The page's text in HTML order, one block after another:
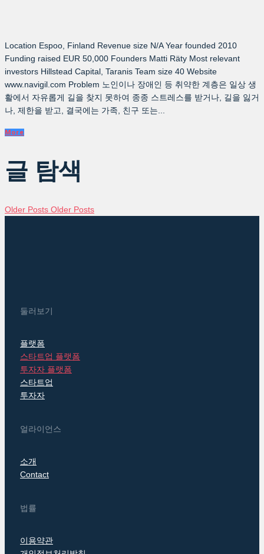
Location Espoo, Finland Revenue size N/A Year founded 2010
Funding raised EUR 50,000 Founders Matti Räty Most relevant
investors Hillstead Capital, Taranis Team size 40 Website
www.navigil.com Problem 노인이나 장애인 등 취약한 계층은 일상 생
활에서 자유롭게 길을 찾지 못하여 종종 스트레스를 받거나, 길을 잃거
나, 제한을 받고, 결국에는 가족, 친구 또는...
More
글 탐색
Older Posts Older Posts
둘러보기
플랫폼
스타트업 플랫폼
투자자 플랫폼
스타트업
투자자
얼라이언스
소개
Contact
법률
이용약관